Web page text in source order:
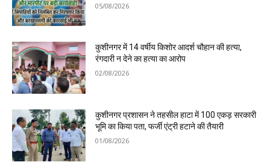
05/08/2026
कुशीनगर में 14 वर्षीय किशोर आदर्श चौहान की हत्या,
रंगदारी न देने का हत्या का आरोप
02/08/2026
कुशीनगर प्रशासन ने तहसील हाटा में 100 एकड़ सरकारी
भूमि का किया पता, फर्जी एंट्री हटाने की तैयारी
01/08/2026